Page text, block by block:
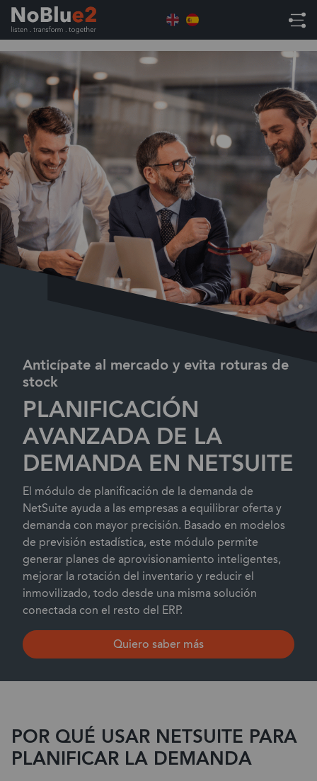
Home Soluciones Netsuite
Guías y Contenidos
ERP
Planificación de la Demanda con NetSuite
Anticípate al mercado y evita roturas de
stock
PLANIFICACIÓN
AVANZADA DE LA
DEMANDA EN NETSUITE
Quiero saber más
El módulo de planificación de la demanda de
NetSuite ayuda a las empresas a equilibrar oferta y
demanda con mayor precisión. Basado en modelos
de previsión estadística, este módulo permite
generar planes de aprovisionamiento inteligentes,
mejorar la rotación del inventario y reducir el
inmovilizado, todo desde una misma solución
conectada con el resto del ERP.
POR QUÉ USAR NETSUITE PARA
PLANIFICAR LA DEMANDA